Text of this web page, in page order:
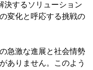
決するソリューション
変化と呼応する挑戦の
急激な進展と社会情勢
ありません。このよう